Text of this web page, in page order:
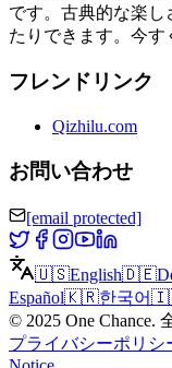
です。古典的な楽し
たりできます。今す
フレンドリンク
Qizhilu.com
お問い合わせ
[email protected]
🇺🇸English🇩🇪
Español🇰🇷한국어
© 2025 One Chance.
プライバシーポリシ